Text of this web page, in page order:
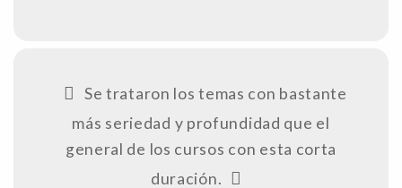
Se trataron los temas con bastante
más seriedad y profundidad que el
general de los cursos con esta corta
duración.